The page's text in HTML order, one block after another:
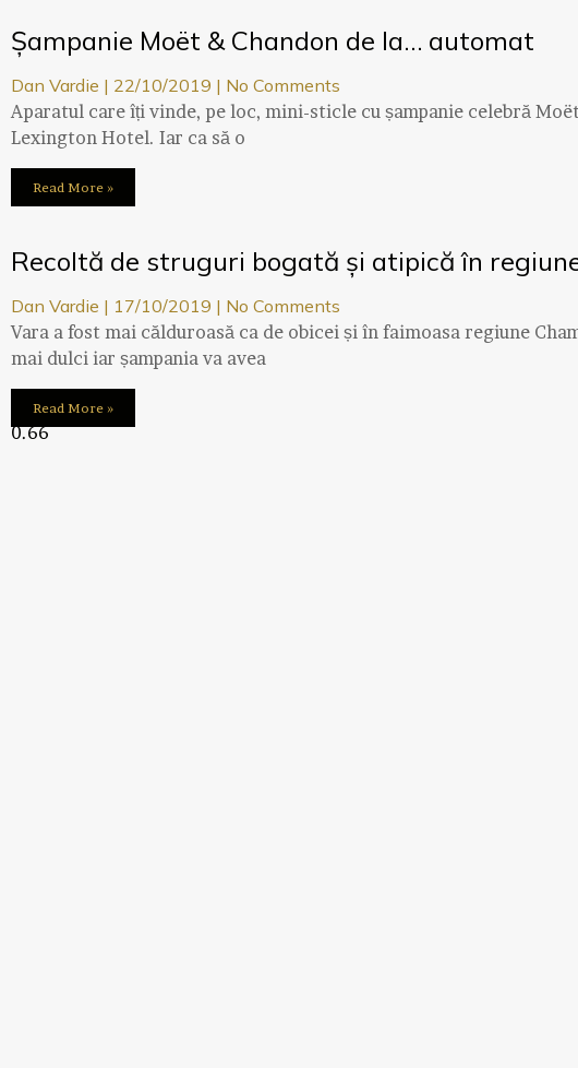
Șampanie Moët & Chandon de la… automat
Dan Vardie 22/10/2019
No Comments
Aparatul care îți vinde, pe loc, mini-sticle cu șampanie celebră
Lexington Hotel. Iar ca să o
Read More »
Recoltă de struguri bogată și atipică în
Dan Vardie 17/10/2019
No Comments
Vara a fost mai călduroasă ca de obicei și în faimoasa regiune
mai dulci iar șampania va avea
Read More »